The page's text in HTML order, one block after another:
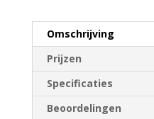
Omschrijving
Prijzen
Specificaties
Beoordelingen